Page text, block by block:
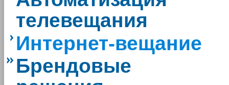
телевещания
Интернет-вещание
Брендовые